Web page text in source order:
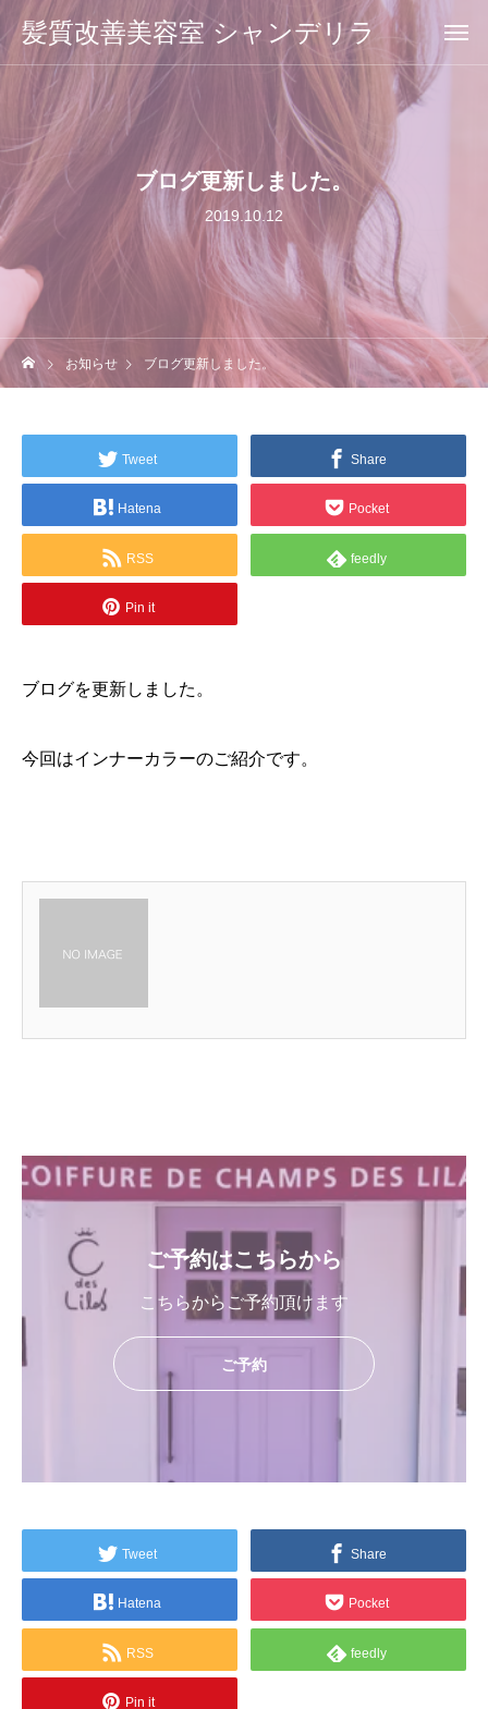
髪質改善美容室 シャンデリラ
ブログ更新しました。
2019.10.12
お知らせ ブログ更新しました。
Tweet Share
Hatena Pocket
RSS feedly
Pin it
ブログを更新しました。
今回はインナーカラーのご紹介です。
ご予約はこちらから
こちらからご予約頂けます
ご予約
Tweet Share
Hatena Pocket
RSS feedly
Pin it